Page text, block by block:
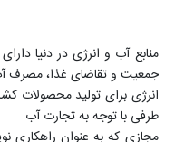
محدوده بیلان در نظر گرفته
منابع آب و انرژی در دنیا
جمعیت و تقاضای غذا، مصرف
انرژی برای تولید محصولات
طرفی با توجه به تجارت آب
مجازی که به عنوان راهکاری